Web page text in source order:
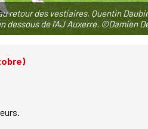
retour des vestiaires, Quentin
dessous de l'AJ Auxerre. ©Damien